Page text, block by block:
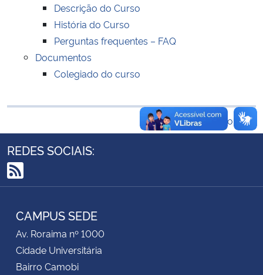
Ministério do Turismo
Controladoria-Geral da União
Ministério da Mulher, da Família e dos Direitos Humanos
Secretaria-Geral
Secretaria de Governo
Advocacia-Geral da União
Banco Central do Brasil
Descrição do Curso
História do Curso
Perguntas frequentes – FAQ
Documentos
Colegiado do curso
Voltar ao topo
REDES SOCIAIS:
RSS
CAMPUS SEDE
Av. Roraima nº 1000
Cidade Universitária
Bairro Camobi